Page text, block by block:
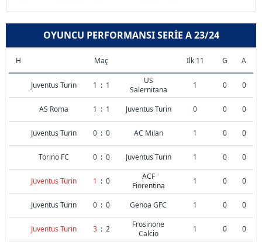
OYUNCU PERFORMANSI SERIE A 23/24
H Maç İlk 11 G A
Juventus Turin 1 : 1
US
Salernitana
1 0 0
AS Roma 1 : 1 Juventus Turin 0 0 0
Juventus Turin 0 : 0 AC Milan 1 0 0
Torino FC 0 : 0 Juventus Turin 1 0 0
Juventus Turin 1 : 0
ACF
Fiorentina
1 0 0
Juventus Turin 0 : 0 Genoa GFC 1 0 0
Juventus Turin 3 : 2
Frosinone
Calcio
1 0 0